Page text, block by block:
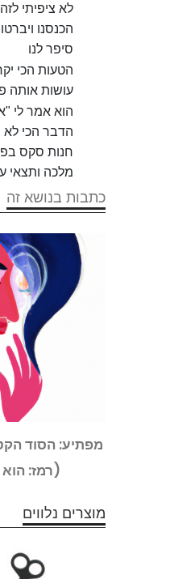
לא ציפיתי לזה
הכנסנו
סיפר לנו
הטעות הכי
עושות אותה
הוא אמר לי
הדבר הכי לא
חנות סקס
מלכה ותצאי
כתבות בנושא זה
מפתיע: הסוד
(רמז:
מוצרים נלווים